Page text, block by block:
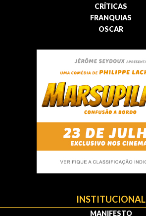
CRÍTICAS
FRANQUIAS
OSCAR
INSTITUCIONAL
MANIFESTO